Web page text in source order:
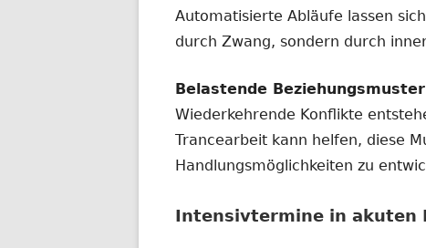
Automatisierte Abläufe lassen
durch Zwang, sondern durch
Belastende Beziehungsmuster
Wiederkehrende Konflikte
Trancearbeit kann helfen, diese
Handlungsmöglichkeiten zu
Intensivtermine in akuten